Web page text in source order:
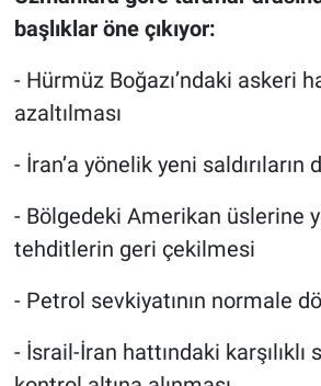
başlıklar öne çıkıyor:
- Hürmüz Boğazı’ndaki askeri
azaltılması
- İran’a yönelik yeni saldırıların
- Bölgedeki Amerikan üslerine
tehditlerin geri çekilmesi
- Petrol sevkiyatının normale
- İsrail-İran hattındaki karşılıklı